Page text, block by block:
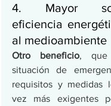
4. Mayor
eficiencia
al medioambiente
Otro beneficio, que
situación de
requisitos y medidas
vez más exigentes